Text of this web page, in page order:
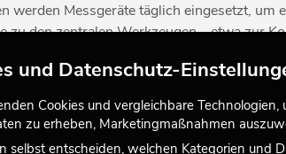
werden Messgeräte täglich eingesetzt,
zu den zentralen Werkzeugen – etwa zur
machen sie zu einem
Kalibrierung
Kalibrierung unerlässlich. Sie stellt
und Datenschutz-
Cookies und vergleichbare
zu erheben, Marketingmaßnahmen
selbst entscheiden, welchen Kategorien und